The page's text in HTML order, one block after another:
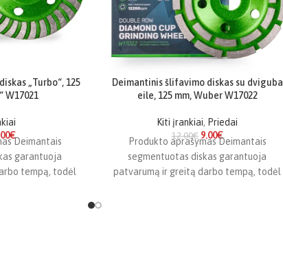
„Turbo“, 125
W17021
€
Deimantais
garantuoja
tempą, todėl
Deimantinis šlifavimo diskas su dviguba
eile, 125 mm, Wuber W17022
Kiti įrankiai, Priedai
12.00€ 9.00€
Produkto aprašymas Deimantais
segmentuotas diskas garantuoja
patvarumą ir greitą darbo tempą, todėl